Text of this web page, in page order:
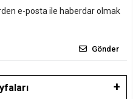
e-posta ile haberdar olmak
Gönder